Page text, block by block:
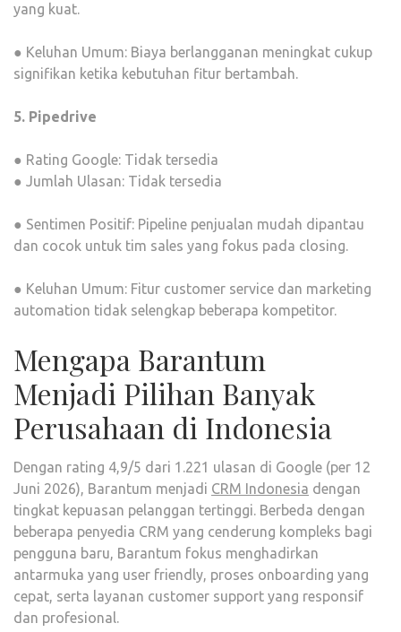
yang kuat.
● Keluhan Umum: Biaya berlangganan meningkat cukup
signifikan ketika kebutuhan fitur bertambah.
5. Pipedrive
● Rating Google: Tidak tersedia
● Jumlah Ulasan: Tidak tersedia
● Sentimen Positif: Pipeline penjualan mudah dipantau
dan cocok untuk tim sales yang fokus pada closing.
● Keluhan Umum: Fitur customer service dan marketing
automation tidak selengkap beberapa kompetitor.
Mengapa Barantum
Menjadi Pilihan Banyak
Perusahaan di Indonesia
Dengan rating 4,9/5 dari 1.221 ulasan di Google (per 12
Juni 2026), Barantum menjadi CRM Indonesia dengan
tingkat kepuasan pelanggan tertinggi. Berbeda dengan
beberapa penyedia CRM yang cenderung kompleks bagi
pengguna baru, Barantum fokus menghadirkan
antarmuka yang user friendly, proses onboarding yang
cepat, serta layanan customer support yang responsif
dan profesional.